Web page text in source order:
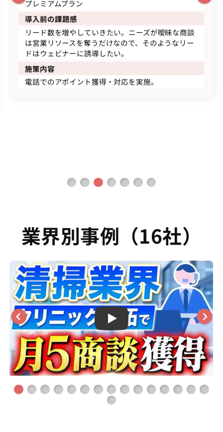
プレミアムプラン
導入前の課題感
リード数を増やしていきたい。ニーズが曖昧な商談
は営業リソースを奪うだけなので、そのようなリー
ドはウェビナーに誘導したい。
施策内容
電話でのアポイント獲得・対応を実施。
業界別事例（16社）
Play